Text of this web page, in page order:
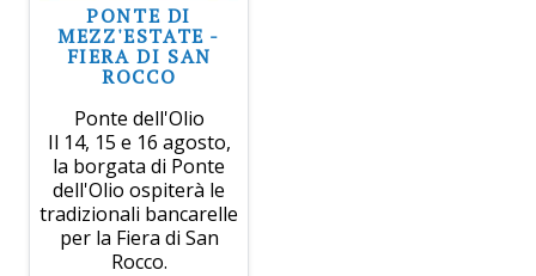
PONTE DI
MEZZ'ESTATE -
FIERA DI SAN
ROCCO
Ponte dell'Olio
Il 14, 15 e 16 agosto,
la borgata di Ponte
dell'Olio ospiterà le
tradizionali bancarelle
per la Fiera di San
Rocco.